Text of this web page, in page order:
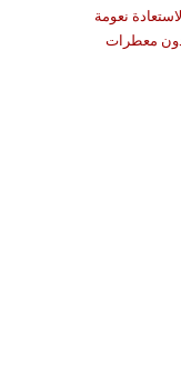
نعومة
معطرات